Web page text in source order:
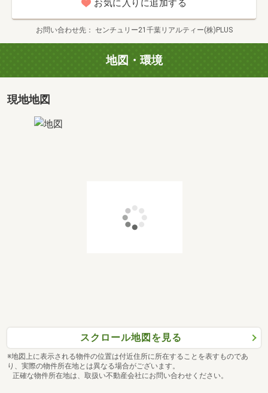
ご自宅へお迎えはもちろん（無料）・最寄の駅等など・ご
のご来社などもご相談してください
ご希望があれば周辺環境（駅・お買い物施設・教育施設）
ください。
◆ご予約方法
連絡をいただけると、ご案内がスムーズです。
お気に入りに追加する
お問い合わせ先 センチュリー21千葉リアルティー(株)PLUS
地図・環境
現地地図
スクロール地図を見る
※地図上に表示される物件の位置は付近住所に所在することを表すものであ
り、実際の物件所在地とは異なる場合がございます。
正確な物件所在地は、取扱い不動産会社にお問い合わせください。